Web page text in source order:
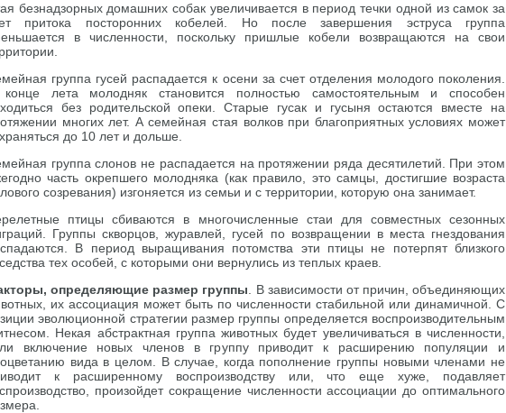
безнадзорных домашних собак увеличивается в период течки одной из самок за
притока посторонних кобелей. Но после завершения эструса группа
в численности, поскольку пришлые кобели возвращаются на свои
группа гусей распадается к осени за счет отделения молодого поколения.
лета молодняк становится полностью самостоятельным и способен
без родительской опеки. Старые гусак и гусыня остаются вместе на
многих лет. А семейная стая волков при благоприятных условиях может
до 10 лет и дольше.
группа слонов не распадается на протяжении ряда десятилетий. При этом
часть окрепшего молодняка (как правило, это самцы, достигшие возраста
созревания) изгоняется из семьи и с территории, которую она занимает.
птицы сбиваются в многочисленные стаи для совместных сезонных
Группы скворцов, журавлей, гусей по возвращении в места гнездования
В период выращивания потомства эти птицы не потерпят близкого
тех особей, с которыми они вернулись из теплых краев.
определяющие размер группы . В зависимости от причин, объединяющих
их ассоциация может быть по численности стабильной или динамичной. С
эволюционной стратегии размер группы определяется воспроизводительным
Некая абстрактная группа животных будет увеличиваться в численности,
включение новых членов в группу приводит к расширению популяции и
вида в целом. В случае, когда пополнение группы новыми членами не
к расширенному воспроизводству или, что еще хуже, подавляет
произойдет сокращение численности ассоциации до оптимального